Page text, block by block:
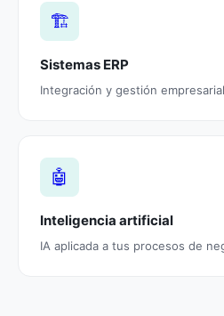
🏗️
Sistemas ERP
Integración y gestión
🤖
Inteligencia artificial
IA aplicada a tus procesos de